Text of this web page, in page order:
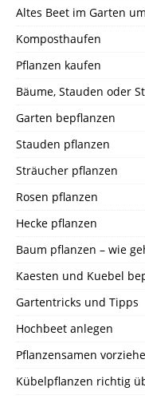
Altes Beet im Garten
Komposthaufen
Pflanzen kaufen
Bäume, Stauden oder
Garten bepflanzen
Stauden pflanzen
Sträucher pflanzen
Rosen pflanzen
Hecke pflanzen
Baum pflanzen – wie
Kaesten und Kuebel
Gartentricks und Tipps
Hochbeet anlegen
Pflanzensamen
Kübelpflanzen richtig